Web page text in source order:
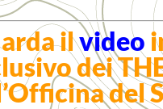
ilvideo
dei
del